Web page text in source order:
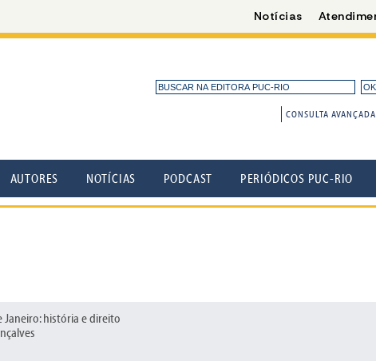
CONSULTA AVANÇADA
AUTORES NOTÍCIAS PODCAST PERIÓDICOS PUC-RIO
Janeiro: história e direito